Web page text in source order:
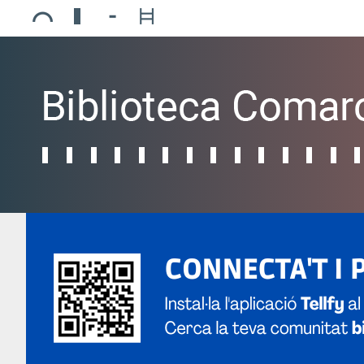
Ajuntament de Mollerussa
Biblioteca Comarcal Jaume Vila
Piscines de Mollerussa